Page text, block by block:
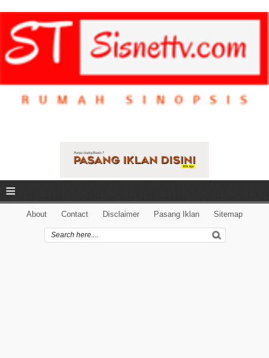
≡
About Contact Disclaimer Pasang Iklan Sitemap